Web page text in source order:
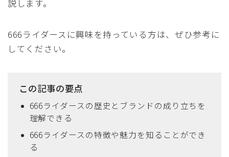
説します。
666ライダースに興味を持っている方は、ぜひ参考に
してください。
この記事の要点
666ライダースの歴史とブランドの成り立ちを
理解できる
666ライダースの特徴や魅力を知ることができ
る